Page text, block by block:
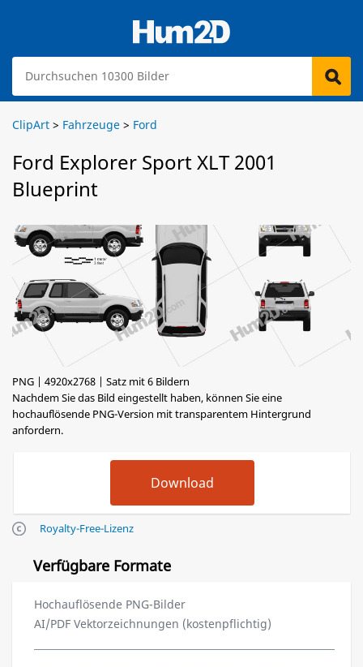
ClipArt > Fahrzeuge > Ford
Ford Explorer Sport XLT 2001
Blueprint
PNG | 4920x2768 | Satz mit 6 Bildern
Nachdem Sie das Bild eingestellt haben, können Sie eine
hochauflösende PNG-Version mit transparentem Hintergrund
anfordern.
Royalty-Free-Lizenz
Verfügbare Formate
Hochauflösende PNG-Bilder
AI/PDF Vektorzeichnungen (kostenpflichtig)